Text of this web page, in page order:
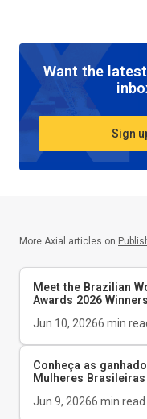
Want the
Sign
More Axial articles on
Meet the Brazilian
Awards 2026 Winners
Jun 10, 20266 min
Conheça as
Mulheres
Jun 9, 20266 min read